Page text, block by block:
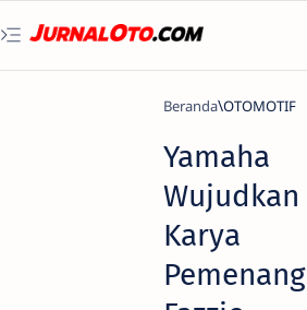
Beranda OTOMOTIF
Yamaha
Wujudkan
Karya
Pemenang